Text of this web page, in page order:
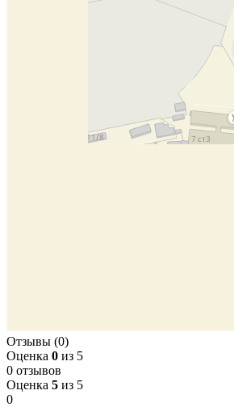
Отзывы (0)
Оценка 0 из 5
0 отзывов
Оценка 5 из 5
0